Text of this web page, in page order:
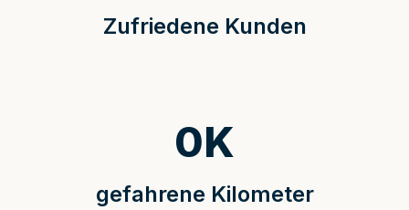
Zufriedene Kunden
gefahrene Kilometer
0K